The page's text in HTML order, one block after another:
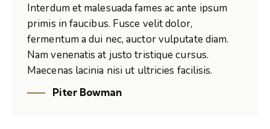
Interdum et malesuada fames ac ante ipsum
primis in faucibus. Fusce velit dolor,
fermentum a dui nec, auctor vulputate diam.
Nam venenatis at justo tristique cursus.
Maecenas lacinia nisi ut ultricies facilisis.
Piter Bowman